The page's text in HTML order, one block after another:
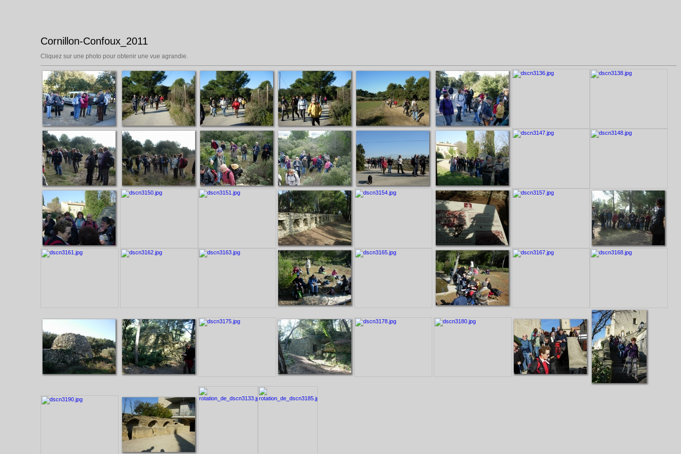
Cornillon-Confoux_2011
Cliquez sur une photo pour obtenir une vue agrandie.